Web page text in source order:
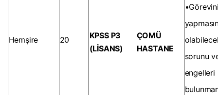
Hemşire 20
KPSS P3
(LİSANS)
ÇOMÜ
HASTANE
sorunu
engelleri